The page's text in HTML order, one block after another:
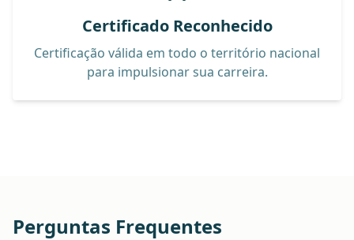
Certificado Reconhecido
Certificação válida em todo o território nacional
para impulsionar sua carreira.
Perguntas Frequentes